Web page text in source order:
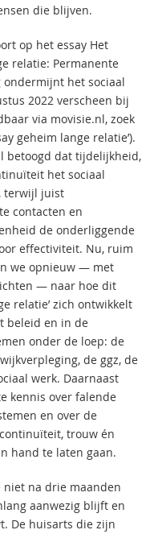
die blijven.
op het essay Het
relatie: Permanente
het sociaal
2022 verscheen bij
via movisie.nl, zoek
geheim lange relatie’).
betoogd dat tijdelijkheid,
het sociaal
terwijl juist
contacten en
de onderliggende
effectiviteit. Nu, ruim
we opnieuw — met
— naar hoe dit
relatie’ zich ontwikkelt
beleid en in de
onder de loep: de
de ggz, de
werk. Daarnaast
kennis over falende
en over de
trouw én
hand te laten gaan.
niet na drie maanden
aanwezig blijft en
De huisarts die zijn